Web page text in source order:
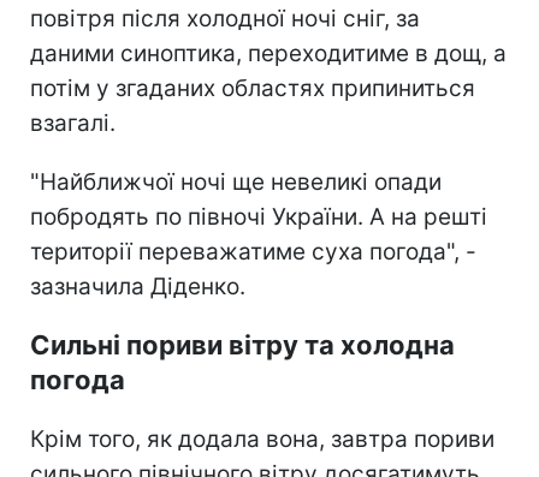
повітря після холодної ночі сніг, за
даними синоптика, переходитиме в дощ, а
потім у згаданих областях припиниться
взагалі.
"Найближчої ночі ще невеликі опади
побродять по півночі України. А на решті
території переважатиме суха погода", -
зазначила Діденко.
Сильні пориви вітру та холодна
погода
Крім того, як додала вона, завтра пориви